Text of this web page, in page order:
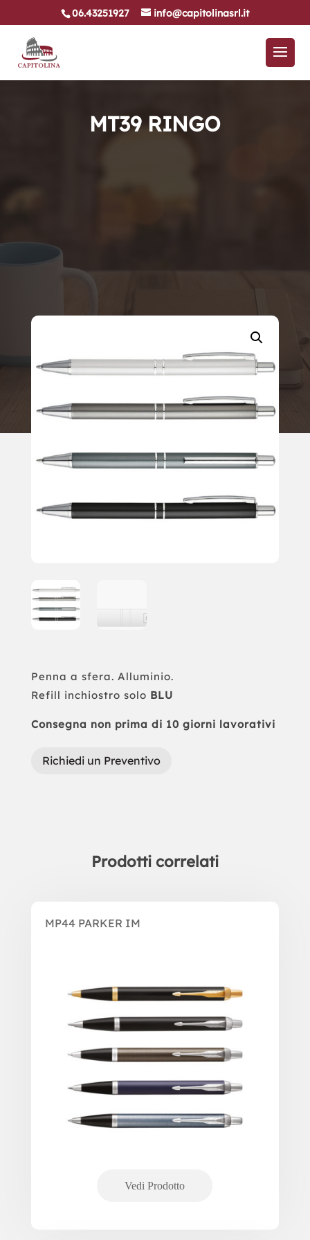
06.43251927 info@capitolinasrl.it
MT39 RINGO
Penna a sfera. Alluminio.
Refill inchiostro solo BLU
Consegna non prima di 10 giorni lavorativi
Richiedi un Preventivo
Prodotti correlati
MP44 PARKER IM